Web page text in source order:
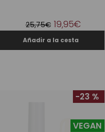
25,75€ 19,95€
VEGAN
-23 %